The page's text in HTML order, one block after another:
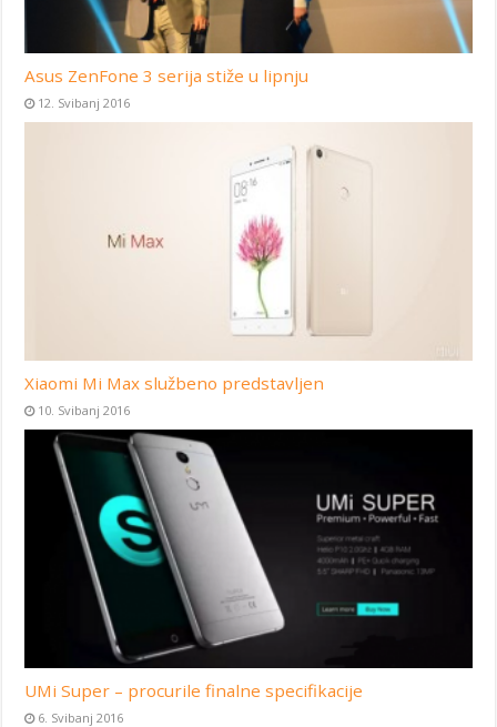
Asus ZenFone 3 serija stiže u lipnju
12. Svibanj 2016
Xiaomi Mi Max službeno predstavljen
10. Svibanj 2016
UMi Super – procurile finalne specifikacije
6. Svibanj 2016